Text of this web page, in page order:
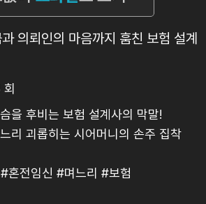
의뢰인의 마음까지 훔친 보험 설계
을 후비는 보험 설계사의 막말!
리 괴롭히는 시어머니의 손주 집착
혼전임신 #며느리 #보험